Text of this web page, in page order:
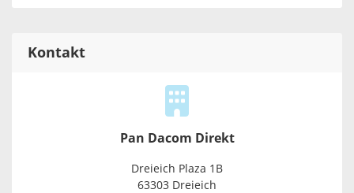
Kontakt
Pan Dacom Direkt
Dreieich Plaza 1B
63303 Dreieich